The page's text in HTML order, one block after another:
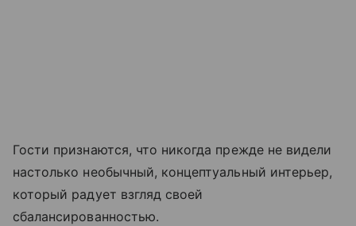
Гости признаются, что никогда прежде не видели
настолько необычный, концептуальный интерьер,
который радует взгляд своей
сбалансированностью.